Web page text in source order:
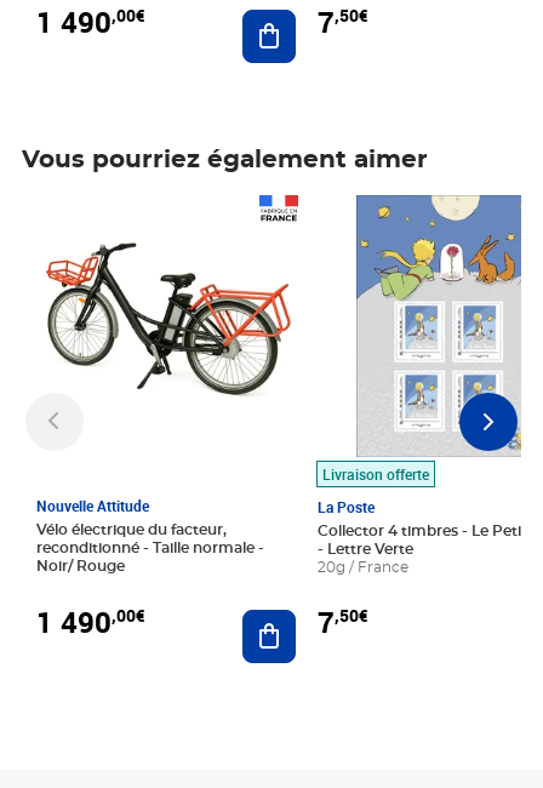
1 490,00€ Ajouter au panier
7,50€
Vous pourriez également aimer
Nouvelle Attitude
Vélo électrique du facteur,
reconditionné - Taille normale -
Noir/ Rouge
1 490,00€ Ajouter au panier
Livraison offerte
La Poste
Collector 4 timbres - Le Petit
- Lettre Verte
20g / France
7,50€
Prix 7,50€